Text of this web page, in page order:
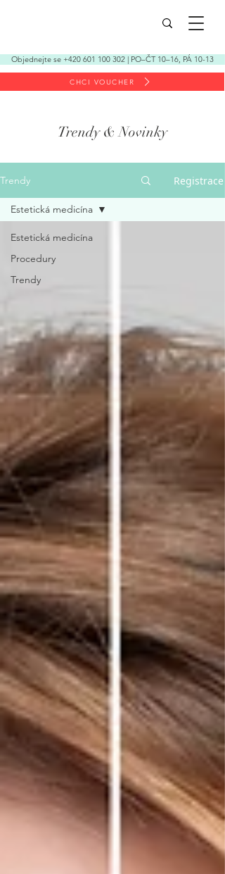
CHCI VOUCHER
Objednejte se +420 601 100 302 | PO–ČT 10–16, PÁ 10-13
Trendy & Novinky
Trendy Registrace
Estetická medicína
Procedury
Trendy
Estetická medicína